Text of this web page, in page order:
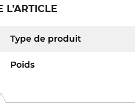
L’ARTICLE
Type de produit
Poids